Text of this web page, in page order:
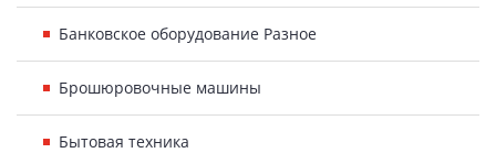
Банковское оборудование Разное
Брошюровочные машины
Бытовая техника